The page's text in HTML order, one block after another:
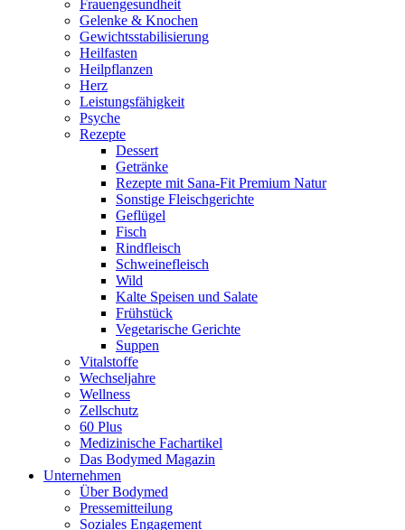
Frauengesundheit
Gelenke & Knochen
Gewichtsstabilisierung
Heilfasten
Heilpflanzen
Herz
Leistungsfähigkeit
Psyche
Rezepte
Dessert
Getränke
Rezepte mit Sana-Fit Premium Natur
Sonstige Fleischgerichte
Geflügel
Fisch
Rindfleisch
Schweinefleisch
Wild
Kalte Speisen und Salate
Frühstück
Vegetarische Gerichte
Suppen
Vitalstoffe
Wechseljahre
Wellness
Zellschutz
60 Plus
Medizinische Fachartikel
Das Bodymed Magazin
Unternehmen
Über Bodymed
Pressemitteilung
Soziales Engagement